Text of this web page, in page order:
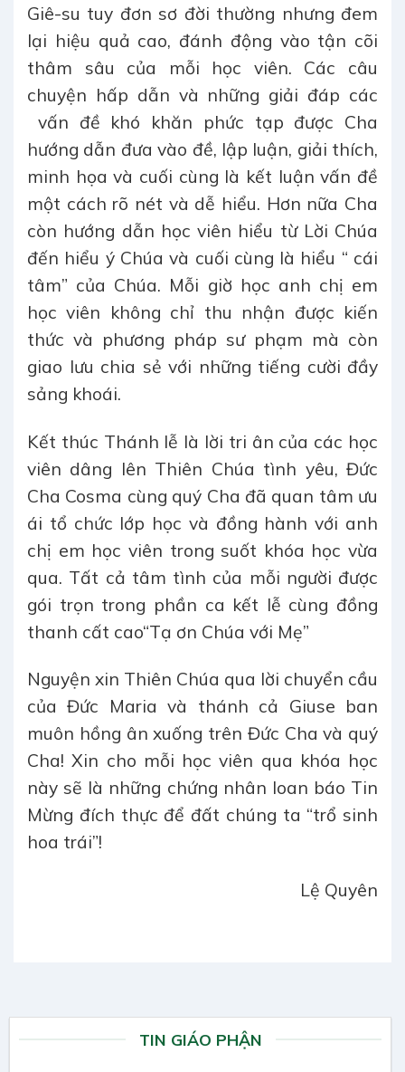
Giê-su tuy đơn sơ đời thường nhưng đem
lại hiệu quả cao, đánh động vào tận cõi
thâm sâu của mỗi học viên. Các câu
chuyện hấp dẫn và những giải đáp các
vấn đề khó khăn phức tạp được Cha
hướng dẫn đưa vào đề, lập luận, giải thích,
minh họa và cuối cùng là kết luận vấn đề
một cách rõ nét và dễ hiểu. Hơn nữa Cha
còn hướng dẫn học viên hiểu từ Lời Chúa
đến hiểu ý Chúa và cuối cùng là hiểu “ cái
tâm” của Chúa. Mỗi giờ học anh chị em
học viên không chỉ thu nhận được kiến
thức và phương pháp sư phạm mà còn
giao lưu chia sẻ với những tiếng cười đầy
sảng khoái.
Kết thúc Thánh lễ là lời tri ân của các học
viên dâng lên Thiên Chúa tình yêu, Đức
Cha Cosma cùng quý Cha đã quan tâm ưu
ái tổ chức lớp học và đồng hành với anh
chị em học viên trong suốt khóa học vừa
qua. Tất cả tâm tình của mỗi người được
gói trọn trong phần ca kết lễ cùng đồng
thanh cất cao“Tạ ơn Chúa với Mẹ”
Nguyện xin Thiên Chúa qua lời chuyển cầu
của Đức Maria và thánh cả Giuse ban
muôn hồng ân xuống trên Đức Cha và quý
Cha! Xin cho mỗi học viên qua khóa học
này sẽ là những chứng nhân loan báo Tin
Mừng đích thực để đất chúng ta “trổ sinh
hoa trái”!
Lệ Quyên
TIN GIÁO PHẬN